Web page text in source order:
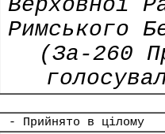
Верховної
Римського
(За-260
- Прийнято в цілому